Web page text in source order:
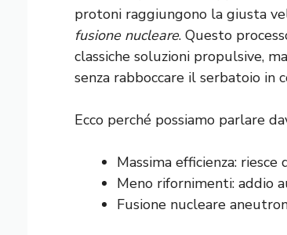
protoni raggiungono la giusta
fusione nucleare. Questo
classiche soluzioni propulsive,
senza rabboccare il serbatoio in
Ecco perché possiamo parlare
Massima efficienza:
Meno rifornimenti: addio
Fusione nucleare